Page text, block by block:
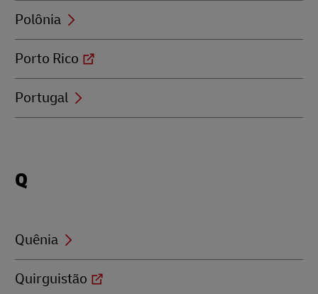
Polônia
Porto Rico
Portugal
beginning
with
Q
Quênia
Quirguistão